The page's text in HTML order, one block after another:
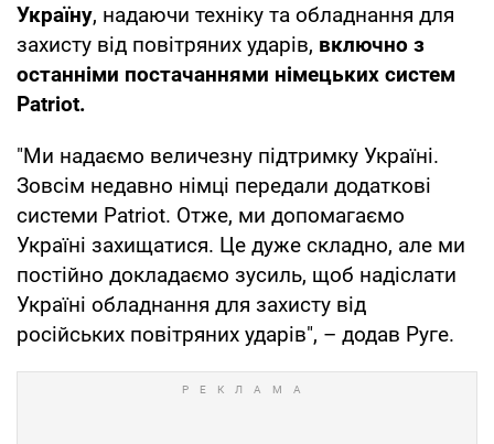
Україну, надаючи техніку та обладнання для
захисту від повітряних ударів, включно з
останніми постачаннями німецьких систем
Patriot.
"Ми надаємо величезну підтримку Україні.
Зовсім недавно німці передали додаткові
системи Patriot. Отже, ми допомагаємо
Україні захищатися. Це дуже складно, але ми
постійно докладаємо зусиль, щоб надіслати
Україні обладнання для захисту від
російських повітряних ударів", – додав Руге.